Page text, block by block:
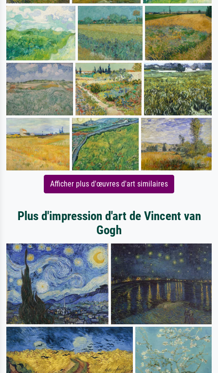
Afficher plus d'œuvres d'art similaires
Plus d'impression d'art de Vincent van
Gogh